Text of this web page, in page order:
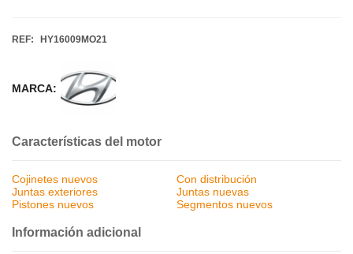
REF: HY16009MO21
MARCA:
Características del motor
Cojinetes nuevos
Con distribución
Juntas exteriores
Juntas nuevas
Pistones nuevos
Segmentos nuevos
Información adicional